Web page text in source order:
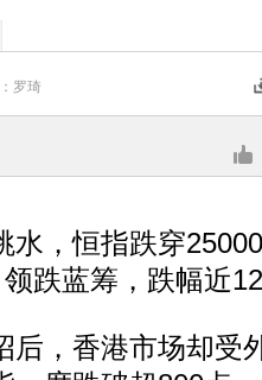
罗琦
，恒指跌穿25000
跌蓝筹，跌幅近
，香港市场却受